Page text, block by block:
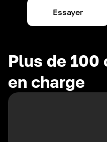
Essayer
Plus de
en charge